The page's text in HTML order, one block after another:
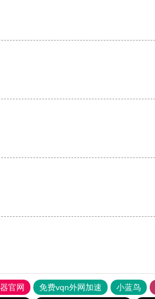
官网 免费vqn外网加速 小蓝鸟